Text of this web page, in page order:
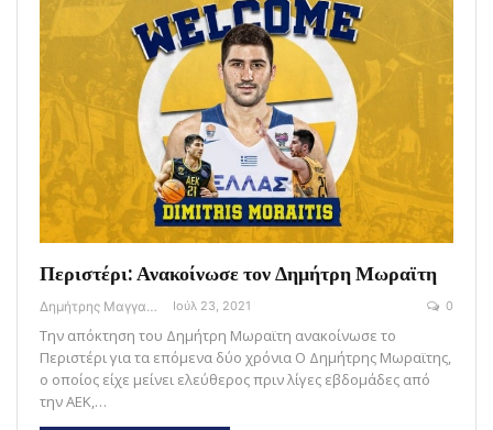
Περιστέρι: Ανακοίνωσε τον Δημήτρη Μωραϊτη
Δημήτρης Μαγγανάρης Ιούλ 23, 2021 0
Την απόκτηση του Δημήτρη Μωραϊτη ανακοίνωσε το
Περιστέρι για τα επόμενα δύο χρόνια Ο Δημήτρης Μωραϊτης,
ο οποίος είχε μείνει ελεύθερος πριν λίγες εβδομάδες από
την ΑΕΚ,…